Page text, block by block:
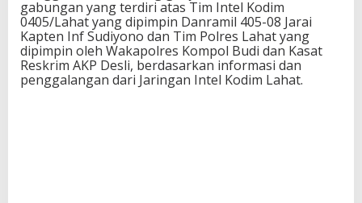
gabungan yang terdiri atas Tim Intel Kodim
0405/Lahat yang dipimpin Danramil 405-08 Jarai
Kapten Inf Sudiyono dan Tim Polres Lahat yang
dipimpin oleh Wakapolres Kompol Budi dan Kasat
Reskrim AKP Desli, berdasarkan informasi dan
penggalangan dari Jaringan Intel Kodim Lahat.